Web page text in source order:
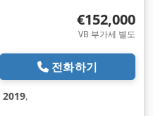
€152,000
VB 부가세 별도
전화하기
2019,